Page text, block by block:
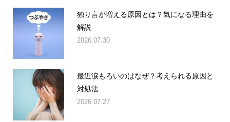
独り言が増える原因とは？気になる理由を
解説
2026.07.30
最近涙もろいのはなぜ？考えられる原因と
対処法
2026.07.27